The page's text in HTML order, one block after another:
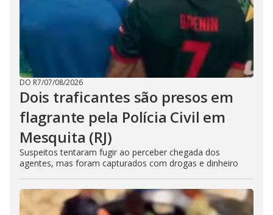
DO R7/07/08/2026
Dois traficantes são presos em
flagrante pela Polícia Civil em
Mesquita (RJ)
Suspeitos tentaram fugir ao perceber chegada dos
agentes, mas foram capturados com drogas e dinheiro